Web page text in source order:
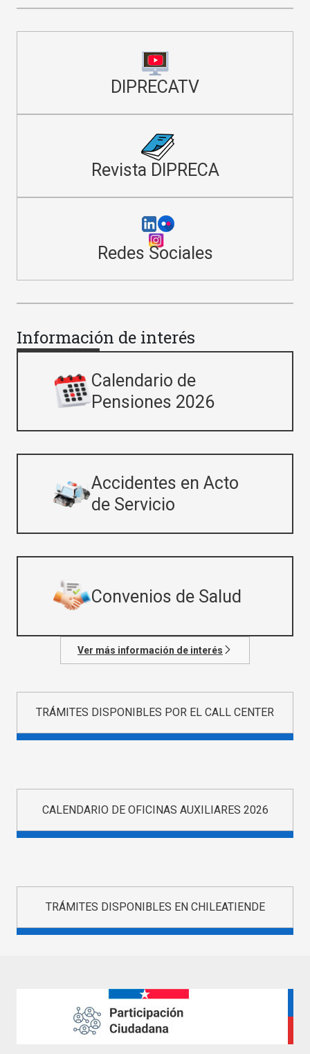
DIPRECATV
Revista DIPRECA
Redes Sociales
Información de interés
Calendario de
Pensiones 2026
Accidentes en Acto
de Servicio
Convenios de Salud
Ver más información de interés
TRÁMITES DISPONIBLES POR EL CALL CENTER
CALENDARIO DE OFICINAS AUXILIARES 2026
TRÁMITES DISPONIBLES EN CHILEATIENDE